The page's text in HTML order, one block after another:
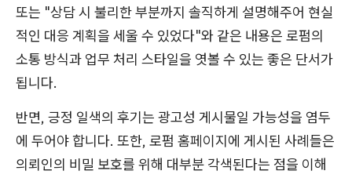
또는 "상담 시 불리한 부분까지 솔직하게 설명해주어 현실
적인 대응 계획을 세울 수 있었다"와 같은 내용은 로펌의
소통 방식과 업무 처리 스타일을 엿볼 수 있는 좋은 단서가
됩니다.
반면, 긍정 일색의 후기는 광고성 게시물일 가능성을 염두
에 두어야 합니다. 또한, 로펌 홈페이지에 게시된 사례들은
의뢰인의 비밀 보호를 위해 대부분 각색된다는 점을 이해